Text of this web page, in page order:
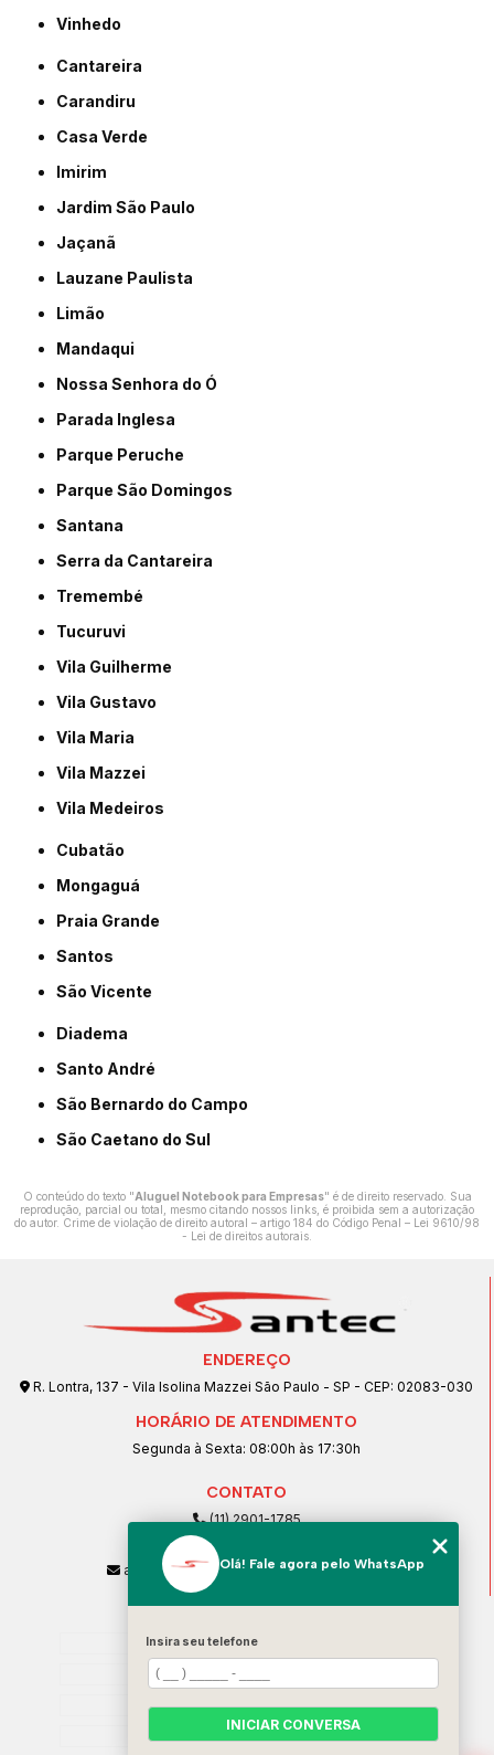
Vinhedo
Cantareira
Carandiru
Casa Verde
Imirim
Jardim São Paulo
Jaçanã
Lauzane Paulista
Limão
Mandaqui
Nossa Senhora do Ó
Parada Inglesa
Parque Peruche
Parque São Domingos
Santana
Serra da Cantareira
Tremembé
Tucuruvi
Vila Guilherme
Vila Gustavo
Vila Maria
Vila Mazzei
Vila Medeiros
Cubatão
Mongaguá
Praia Grande
Santos
São Vicente
Diadema
Santo André
São Bernardo do Campo
São Caetano do Sul
O conteúdo do texto "Aluguel Notebook para Empresas" é de direito reservado. Sua
reprodução, parcial ou total, mesmo citando nossos links, é proibida sem a autorização
do autor. Crime de violação de direito autoral – artigo 184 do Código Penal – Lei 9610/98
- Lei de direitos autorais.
ENDEREÇO
R. Lontra, 137 - Vila Isolina Mazzei São Paulo - SP - CEP: 02083-030
HORÁRIO DE ATENDIMENTO
Segunda à Sexta: 08:00h às 17:30h
CONTATO
(11) 2901-1785
(11) 99239-1832
atendimento@santeccopiadoras.com.br
Home
Empresa
SERVIÇOS
Contato
Olá! Fale agora pelo WhatsApp
Insira seu telefone
INICIAR CONVERSA